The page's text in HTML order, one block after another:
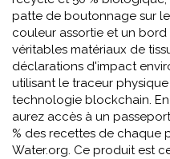
patte de boutonnage sur
couleur assortie et un bord
véritables matériaux de
déclarations d'impact
utilisant le traceur
technologie blockchain.
aurez accès à un
% des recettes de chaque
Water.org. Ce produit est